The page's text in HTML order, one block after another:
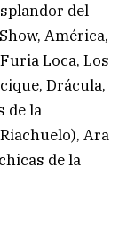
del
América,
Loca, Los
Drácula,
de la
Ara
de la